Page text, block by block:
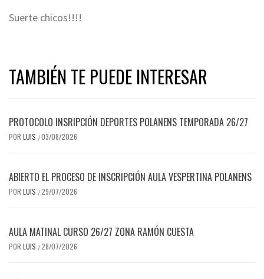
Suerte chicos!!!!
TAMBIÉN TE PUEDE INTERESAR
PROTOCOLO INSRIPCIÓN DEPORTES POLANENS TEMPORADA 26/27
POR LUIS /03/08/2026
ABIERTO EL PROCESO DE INSCRIPCIÓN AULA VESPERTINA POLANENS
POR LUIS /29/07/2026
AULA MATINAL CURSO 26/27 ZONA RAMÓN CUESTA
POR LUIS /28/07/2026